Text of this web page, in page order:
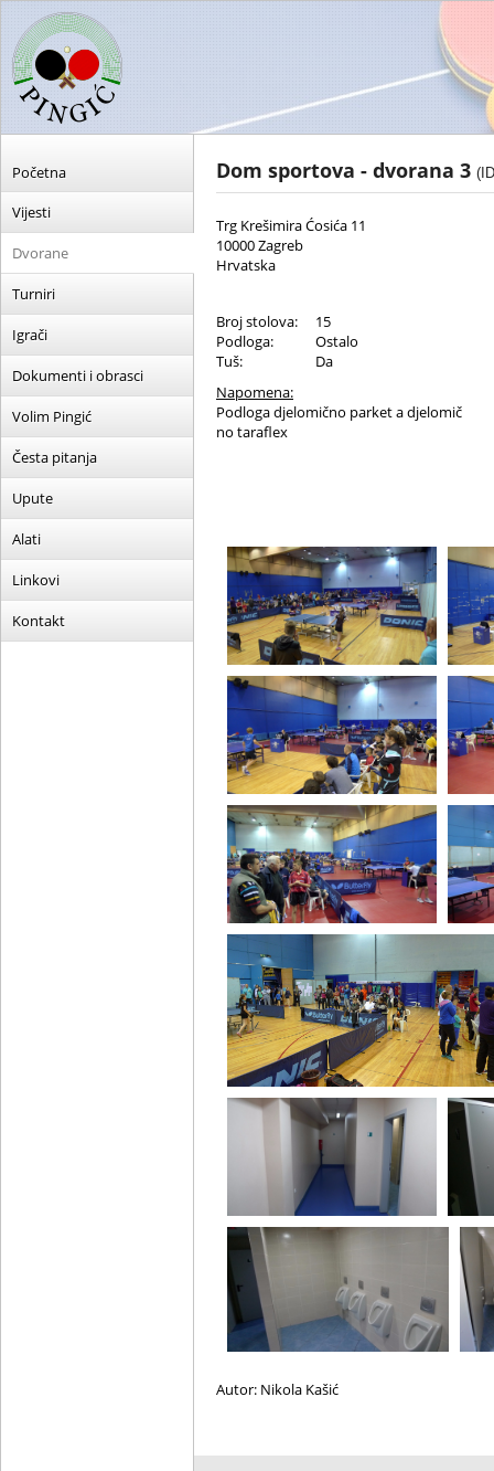
Početna
Vijesti
Dvorane
Turniri
Igrači
Dokumenti i obrasci
Volim Pingić
Česta pitanja
Upute
Alati
Linkovi
Kontakt
Dom sportova - dvorana 3
Trg Krešimira Ćosića 11
10000 Zagreb
Hrvatska
Broj stolova:
15
Podloga:
Ostalo
Tuš:
Da
Napomena:
Podloga djelomično parket a djelomič
no taraflex
Autor: Nikola Kašić